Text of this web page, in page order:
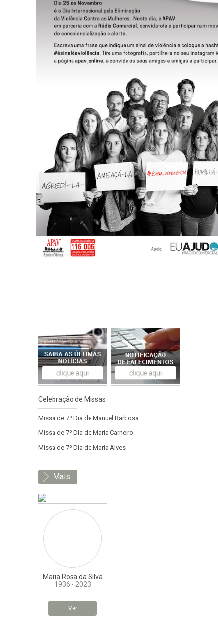
Celebração de Missas
Missa de 7º Dia de Manuel Barbosa
Missa de 7º Dia de Maria Carneiro
Missa de 7º Dia de Maria Alves
Mais
Maria Rosa da Silva
1936 - 2023
Ver